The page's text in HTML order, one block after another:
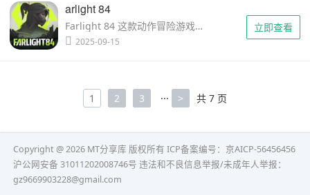
arlight 84
Farlight 84 这款动作冒险游戏在重新发布后加入了激烈的 大逃杀模式，你将在其中和高达 60 名玩家们对峙。正如你所想，你的目标是与两名队友联手，争取在游戏结束时成为最后的幸存者。 畅享 Farlight 84 的第一人……
2025-09-15
立即查看
1 2 3 ··· > 共 7 页
Copyright @ 2026 MT分享库 版权所有 ICP备案编号：京AICP-56456456
沪公网安备 31011202008746号 违法和不良信息举报/未成年人举报：
gz9669903228@gmail.com